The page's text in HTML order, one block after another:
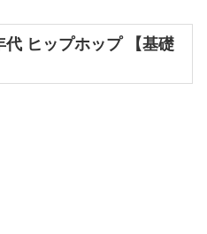
代 ヒップホップ 【基礎